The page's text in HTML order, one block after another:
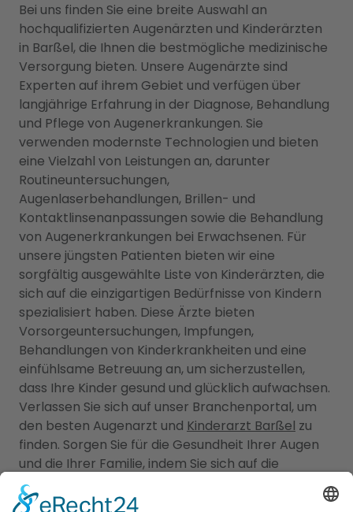
Bei uns finden Sie eine breite Auswahl an
hochqualifizierten Augenärzten und Kinderärzten
in Barßel, die Ihnen die bestmögliche medizinische
Versorgung bieten. Unsere Augenärzte sind
Experten auf ihrem Gebiet und verfügen über
langjährige Erfahrung in der Diagnose, Behandlung
und Pflege von Augenerkrankungen. Sie
verwenden modernste Technologien und bieten
eine Vielzahl von Leistungen an, darunter
Routineuntersuchungen,
Augenlaserbehandlungen, Brillen- und
Kontaktlinsenanpassungen sowie die Behandlung
von Augenerkrankungen bei Erwachsenen. Für
unsere jüngsten Patienten bieten wir eine
sorgfältig ausgewählte Liste von Kinderärzten, die
sich auf die einzigartigen Bedürfnisse von Kindern
spezialisiert haben. Diese Ärzte bieten
Vorsorgeuntersuchungen, Impfungen,
Behandlungen von Kinderkrankheiten und eine
einfühlsame Betreuung an, um sicherzustellen,
dass Ihre Kinder gesund und glücklich aufwachsen.
Verlassen Sie sich auf unser Branchenportal, um
den besten Augenarzt und Kinderarzt Barßel zu
finden. Sorgen Sie für die Gesundheit Ihrer Augen
und die Ihrer Familie, indem Sie sich auf die
Fachkompetenz und Erfahrung unserer Ärzte
verlassen.